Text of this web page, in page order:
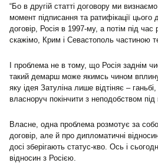
“Бо в другій статті договору ми
момент підписання та ратифікації
договір, Росія в 1997-му, а потім під
скажімо, Крим і Севастополь частиною
І проблема не в тому, що Росія заднім
такий демарш може якимсь чином
яку ідея Затуліна лише відтіняє –
власноруч покінчити з неподобством
Власне, одна проблема розмотує за
договір, але й про дипломатичні
досі зберігають статус-кво. Ось і
відносин з Росією.